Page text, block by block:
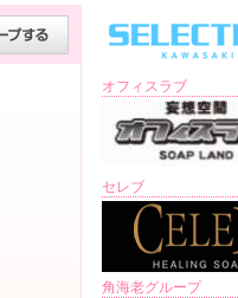
オフィスラブ
セレブ
角海老グループ